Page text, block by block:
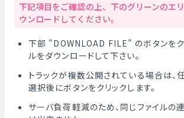
下記項目をご確認の上、下のグリーンのエ
ウンロードしてください。
下部 "DOWNLOAD FILE" のボタンをク
ルをダウンロードして下さい。
トラックが複数公開されている場合は、
選択後にボタンをクリックします。
サーバ負荷軽減のため、同じファイルの